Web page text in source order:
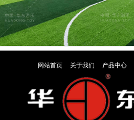
网站首页 关于我们 产品中心